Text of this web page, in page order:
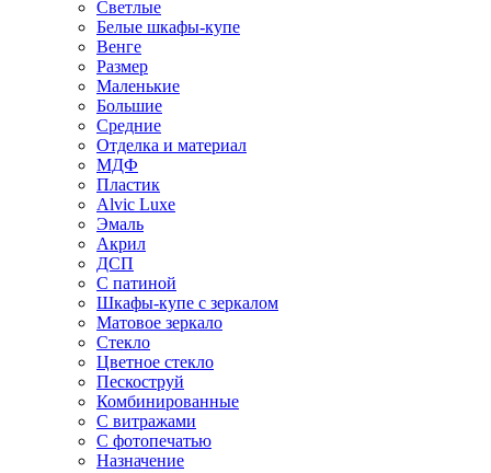
Светлые
Белые шкафы-купе
Венге
Размер
Маленькие
Большие
Средние
Отделка и материал
МДФ
Пластик
Alvic Luxe
Эмаль
Акрил
ДСП
С патиной
Шкафы-купе с зеркалом
Матовое зеркало
Стекло
Цветное стекло
Пескоструй
Комбинированные
С витражами
С фотопечатью
Назначение